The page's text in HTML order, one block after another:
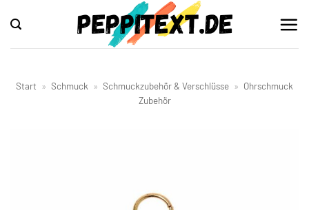
Inhalt
springen
Start » Schmuck » Schmuckzubehör & Verschlüsse » Ohrschmuck
Zubehör